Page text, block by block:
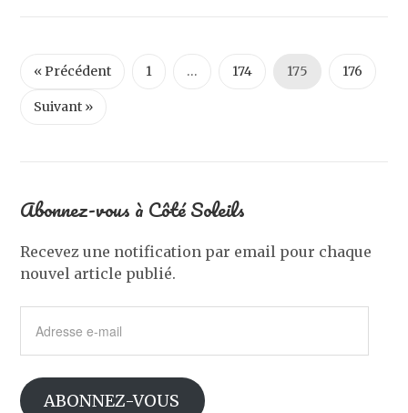
« Précédent 1 … 174 175 176
Suivant »
Abonnez-vous à Côté Soleils
Recevez une notification par email pour chaque
nouvel article publié.
mail
ABONNEZ-VOUS